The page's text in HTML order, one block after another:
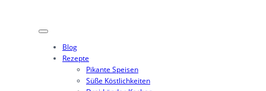
Blog
Rezepte
Pikante Speisen
Süße Köstlichkeiten